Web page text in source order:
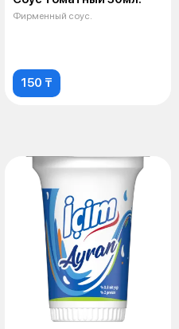
Фирменный соус.
150 ₸